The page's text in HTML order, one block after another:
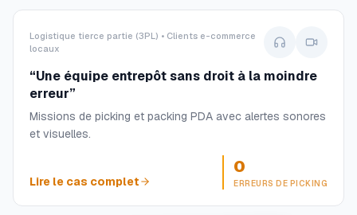
Logistique tierce partie (3PL) • Clients e-commerce
locaux
“Une équipe entrepôt sans droit à la moindre
erreur”
Missions de picking et packing PDA avec alertes sonores
et visuelles.
Lire le cas complet
0
ERREURS DE PICKING